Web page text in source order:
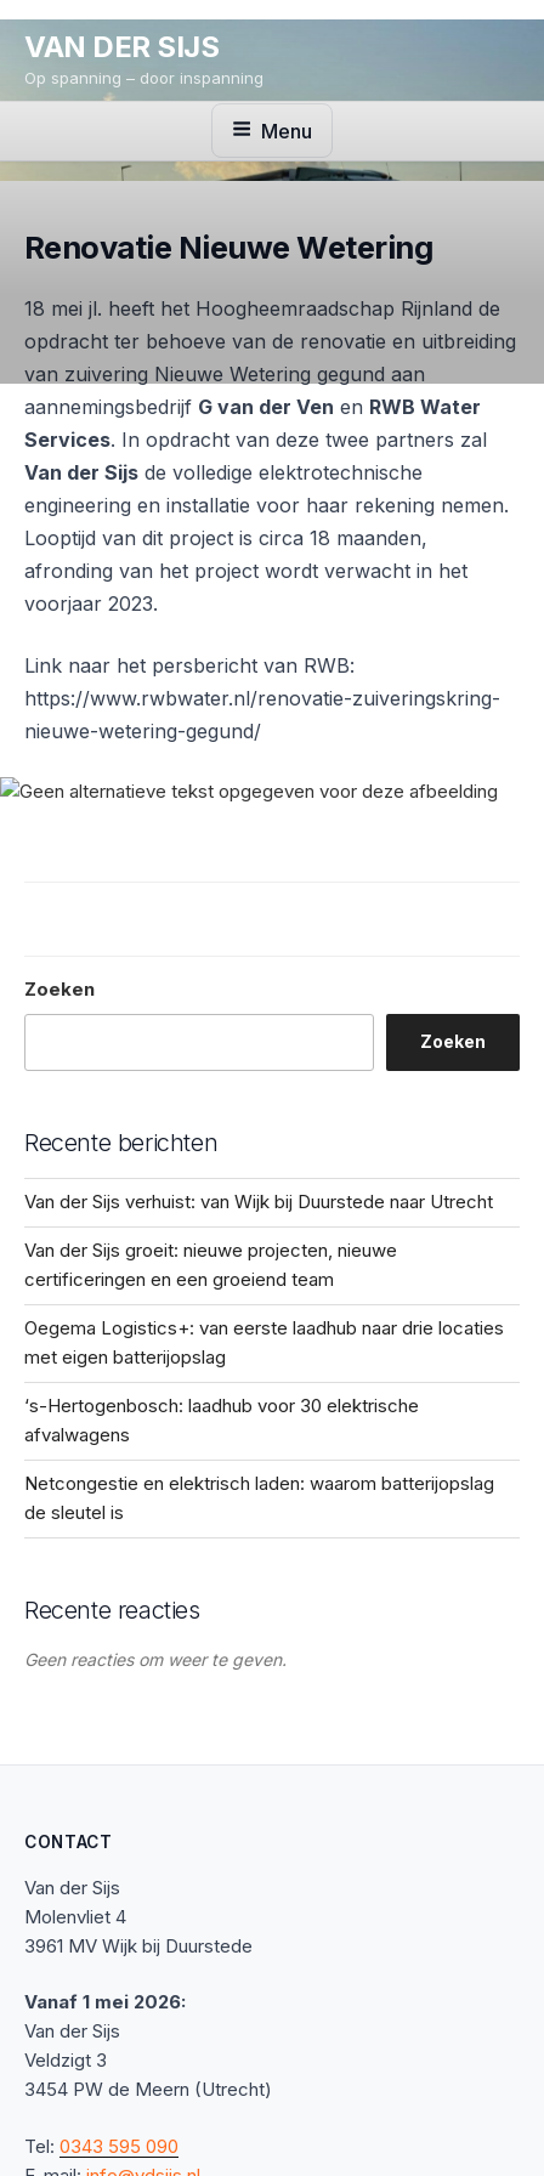
naar
inhoud
VAN DER SIJS
Op spanning – door inspanning
Menu
Renovatie Nieuwe Wetering
18 mei jl. heeft het Hoogheemraadschap Rijnland de
opdracht ter behoeve van de renovatie en uitbreiding
van zuivering Nieuwe Wetering gegund aan
aannemingsbedrijf G van der Ven en RWB Water
Services. In opdracht van deze twee partners zal
Van der Sijs de volledige elektrotechnische
engineering en installatie voor haar rekening nemen.
Looptijd van dit project is circa 18 maanden,
afronding van het project wordt verwacht in het
voorjaar 2023.
Link naar het persbericht van RWB:
https://www.rwbwater.nl/renovatie-zuiveringskring-
nieuwe-wetering-gegund/
Zoeken
Zoeken
Recente berichten
Van der Sijs verhuist: van Wijk bij Duurstede naar Utrecht
Van der Sijs groeit: nieuwe projecten, nieuwe
certificeringen en een groeiend team
Oegema Logistics+: van eerste laadhub naar drie locaties
met eigen batterijopslag
‘s-Hertogenbosch: laadhub voor 30 elektrische
afvalwagens
Netcongestie en elektrisch laden: waarom batterijopslag
de sleutel is
Recente reacties
Geen reacties om weer te geven.
CONTACT
Van der Sijs
Molenvliet 4
3961 MV Wijk bij Duurstede
Vanaf 1 mei 2026:
Van der Sijs
Veldzigt 3
3454 PW de Meern (Utrecht)
Tel: 0343 595 090